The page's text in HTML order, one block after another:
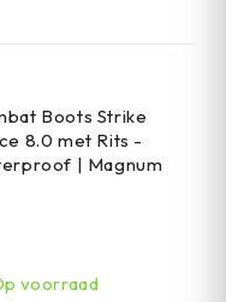
Boots Strike
8.0 met Rits -
| Magnum
voorraad